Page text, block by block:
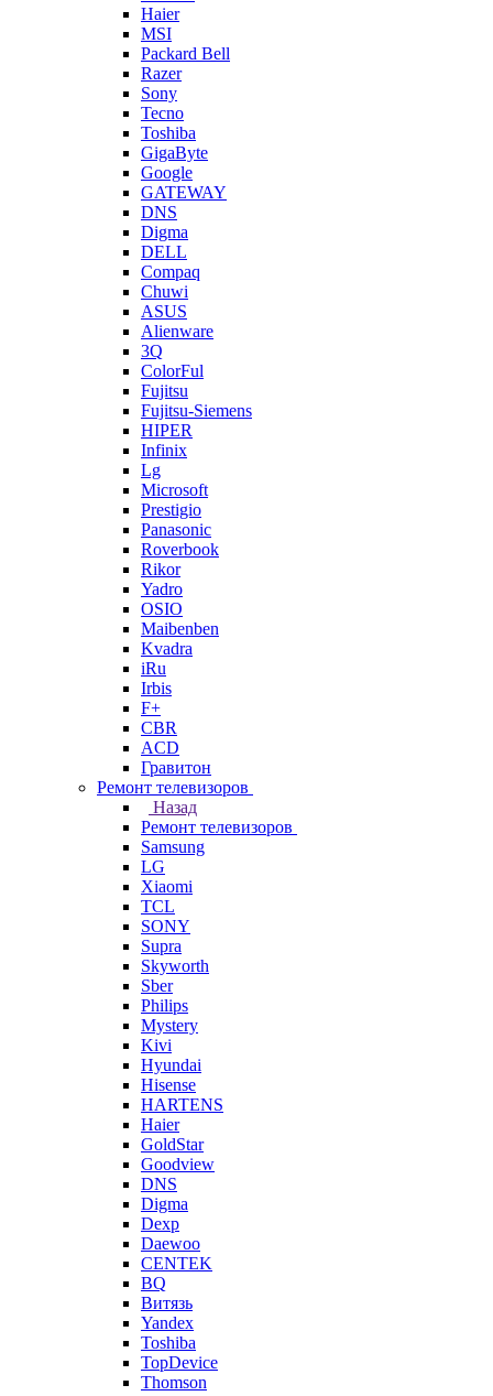
Haier
MSI
Packard Bell
Razer
Sony
Tecno
Toshiba
GigaByte
Google
GATEWAY
DNS
Digma
DELL
Compaq
Chuwi
ASUS
Alienware
3Q
ColorFul
Fujitsu
Fujitsu-Siemens
HIPER
Infinix
Lg
Microsoft
Prestigio
Panasonic
Roverbook
Rikor
Yadro
OSIO
Maibenben
Kvadra
iRu
Irbis
F+
CBR
ACD
Гравитон
Ремонт телевизоров
Назад
Ремонт телевизоров
Samsung
LG
Xiaomi
TCL
SONY
Supra
Skyworth
Sber
Philips
Mystery
Kivi
Hyundai
Hisense
HARTENS
Haier
GoldStar
Goodview
DNS
Digma
Dexp
Daewoo
CENTEK
BQ
Витязь
Yandex
Toshiba
TopDevice
Thomson